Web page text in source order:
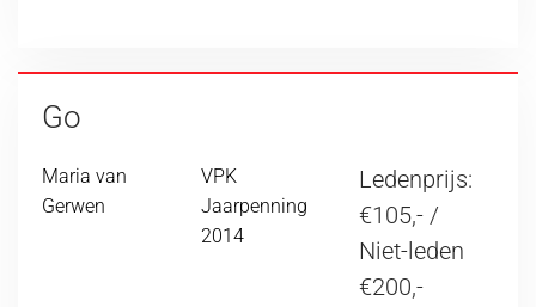
Go
Maria van
Gerwen
VPK
Jaarpenning
2014
Ledenprijs:
€105,- /
Niet-leden
€200,-